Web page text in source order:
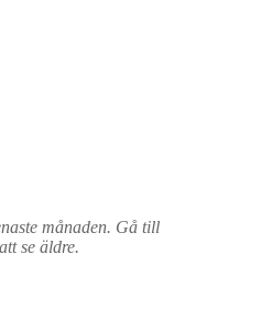
månaden. Gå till
se äldre.